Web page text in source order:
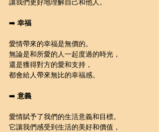
➡️ 幸福
愛情帶來的幸福是無價的。
無論是和所愛的人一起度過的時光，
還是獲得對方的愛和支持，
都會給人帶來無比的幸福感。
➡️ 意義
愛情賦予了我們的生活意義和目標。
它讓我們感受到生活的美好和價值，